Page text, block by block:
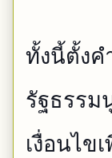
ทั้งนี้ตั้งค
รัฐธรรม
เงื่อนไข